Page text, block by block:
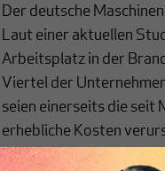
Der deutsche
Laut einer aktuellen
Arbeitsplatz in der
Viertel der
seien einerseits die seit
erhebliche Kosten
chinesischer